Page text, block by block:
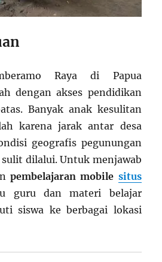
Raya di Papua
dengan akses pendidikan
Banyak anak kesulitan
karena jarak antar desa
geografis pegunungan
dilalui. Untuk menjawab
pembelajaran mobile situs
guru dan materi belajar
siswa ke berbagai lokasi